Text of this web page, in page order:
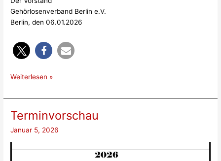
Gehörlosenverband Berlin e.V.
Berlin, den 06.01.2026
Weiterlesen »
Terminvorschau
Januar 5, 2026